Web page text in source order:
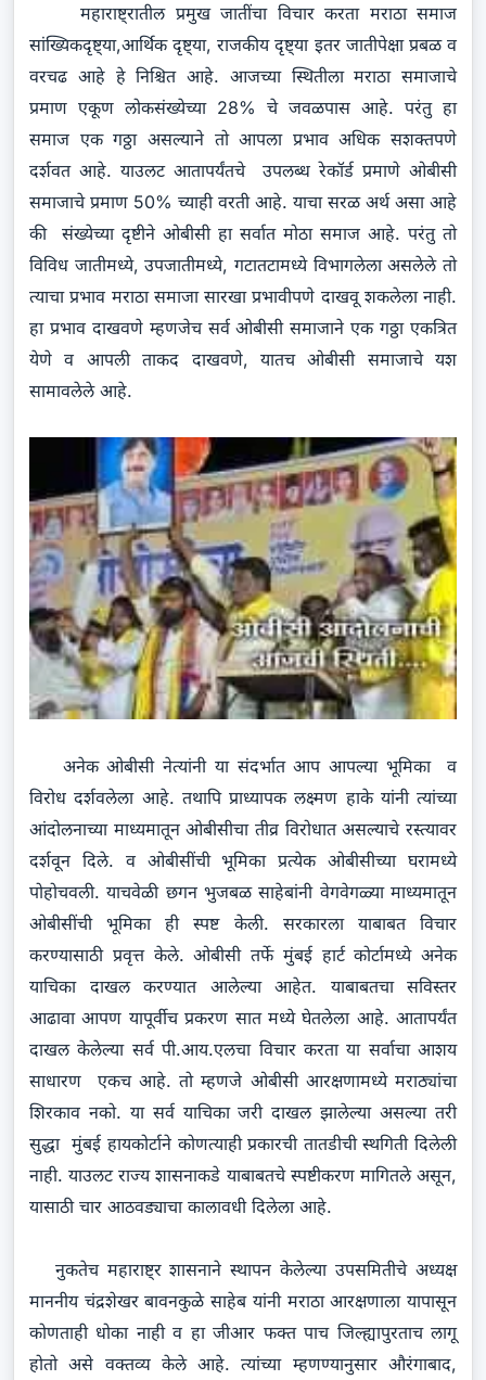
महाराष्ट्रातील प्रमुख जातींचा विचार करता मराठा समाज
सांख्यिकदृष्ट्या,आर्थिक दृष्ट्या, राजकीय दृष्ट्या इतर जातीपेक्षा प्रबळ व
वरचढ आहे हे निश्चित आहे. आजच्या स्थितीला मराठा समाजाचे
प्रमाण एकूण लोकसंख्येच्या 28% चे जवळपास आहे. परंतु हा
समाज एक गठ्ठा असल्याने तो आपला प्रभाव अधिक सशक्तपणे
दर्शवत आहे. याउलट आतापर्यंतचे उपलब्ध रेकॉर्ड प्रमाणे ओबीसी
समाजाचे प्रमाण 50% च्याही वरती आहे. याचा सरळ अर्थ असा आहे
की संख्येच्या दृष्टीने ओबीसी हा सर्वात मोठा समाज आहे. परंतु तो
विविध जातीमध्ये, उपजातीमध्ये, गटातटामध्ये विभागलेला असलेले तो
त्याचा प्रभाव मराठा समाजा सारखा प्रभावीपणे दाखवू शकलेला नाही.
हा प्रभाव दाखवणे म्हणजेच सर्व ओबीसी समाजाने एक गठ्ठा एकत्रित
येणे व आपली ताकद दाखवणे, यातच ओबीसी समाजाचे यश
सामावलेले आहे.
अनेक ओबीसी नेत्यांनी या संदर्भात आप आपल्या भूमिका व
विरोध दर्शवलेला आहे. तथापि प्राध्यापक लक्ष्मण हाके यांनी त्यांच्या
आंदोलनाच्या माध्यमातून ओबीसीचा तीव्र विरोधात असल्याचे रस्त्यावर
दर्शवून दिले. व ओबीसींची भूमिका प्रत्येक ओबीसीच्या घरामध्ये
पोहोचवली. याचवेळी छगन भुजबळ साहेबांनी वेगवेगळ्या माध्यमातून
ओबीसींची भूमिका ही स्पष्ट केली. सरकारला याबाबत विचार
करण्यासाठी प्रवृत्त केले. ओबीसी तर्फे मुंबई हार्ट कोर्टामध्ये अनेक
याचिका दाखल करण्यात आलेल्या आहेत. याबाबतचा सविस्तर
आढावा आपण यापूर्वीच प्रकरण सात मध्ये घेतलेला आहे. आतापर्यंत
दाखल केलेल्या सर्व पी.आय.एलचा विचार करता या सर्वाचा आशय
साधारण एकच आहे. तो म्हणजे ओबीसी आरक्षणामध्ये मराठ्यांचा
शिरकाव नको. या सर्व याचिका जरी दाखल झालेल्या असल्या तरी
सुद्धा मुंबई हायकोर्टाने कोणत्याही प्रकारची तातडीची स्थगिती दिलेली
नाही. याउलट राज्य शासनाकडे याबाबतचे स्पष्टीकरण मागितले असून,
यासाठी चार आठवड्याचा कालावधी दिलेला आहे.
नुकतेच महाराष्ट्र शासनाने स्थापन केलेल्या उपसमितीचे अध्यक्ष
माननीय चंद्रशेखर बावनकुळे साहेब यांनी मराठा आरक्षणाला यापासून
कोणताही धोका नाही व हा जीआर फक्त पाच जिल्ह्यापुरताच लागू
होतो असे वक्तव्य केले आहे. त्यांच्या म्हणण्यानुसार औरंगाबाद,